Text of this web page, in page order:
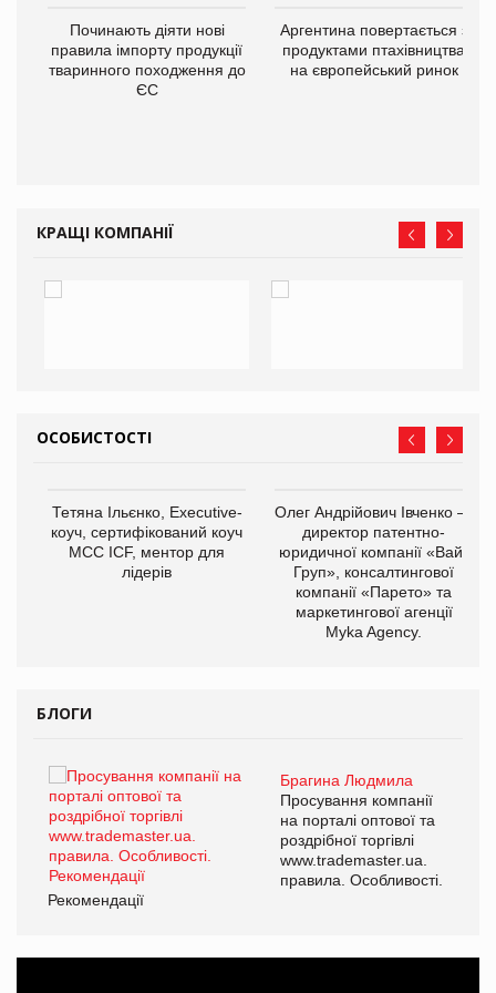
Починають діяти нові
правила імпорту продукції
тваринного походження до
ЄС
Аргентина повертається з
продуктами птахівництва
на європейський ринок
КРАЩІ КОМПАНІЇ
ОСОБИСТОСТІ
Тетяна Ільєнко, Executive-
коуч, сертифікований коуч
МСС ICF, ментор для
лідерів
Олег Андрійович Івченко —
директор патентно-
юридичної компанії «Вайз
Груп», консалтингової
компанії «Парето» та
маркетингової агенції
Myka Agency.
БЛОГИ
Брагина Людмила
Просування компанії
на порталі оптової та
роздрібної торгівлі
www.trademaster.ua.
правила. Особливості.
Рекомендації